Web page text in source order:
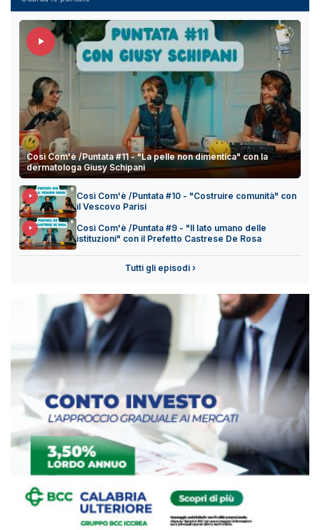
Così Com'è /Puntata #11 - "La pelle non dimentica" con la
dermatologa Giusy Schipani
Così Com'è /Puntata #10 - "Costruire comunità" con
il Vescovo Parisi
Così Com'è /Puntata #9 - "Il lato umano delle
istituzioni" con il Prefetto Castrese De Rosa
Tutti gli episodi ›